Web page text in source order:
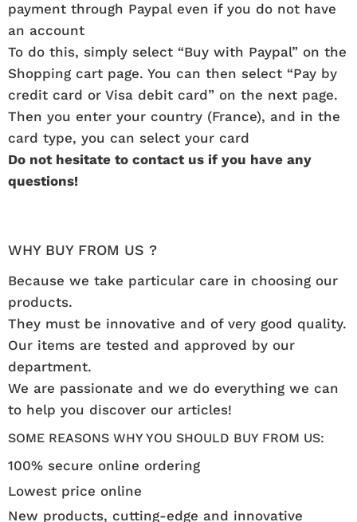
payment through Paypal even if you do not have
an account
To do this, simply select “Buy with Paypal” on the
Shopping cart page. You can then select “Pay by
credit card or Visa debit card” on the next page.
Then you enter your country (France), and in the
card type, you can select your card
Do not hesitate to contact us if you have any
questions!
WHY BUY FROM US ?
Because we take particular care in choosing our
products.
They must be innovative and of very good quality.
Our items are tested and approved by our
department.
We are passionate and we do everything we can
to help you discover our articles!
SOME REASONS WHY YOU SHOULD BUY FROM US:
100% secure online ordering
Lowest price online
New products, cutting-edge and innovative